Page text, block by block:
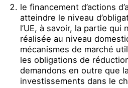
le financement d’actions
atteindre le niveau
l’UE, à savoir, la partie qui
réalisée au niveau
mécanismes de marché
les obligations de
demandons en outre que
investissements dans le